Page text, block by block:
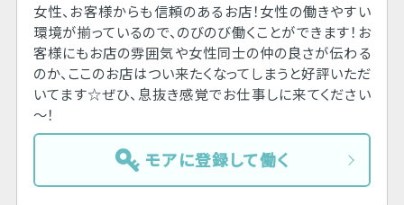
女性、お客様からも信頼のあるお店！女性の働きやすい
環境が揃っているので、のびのび働くことができます！お
客様にもお店の雰囲気や女性同士の仲の良さが伝わる
のか、ここのお店はつい来たくなってしまうと好評いただ
いてます☆ぜひ、息抜き感覚でお仕事しに来てください
～！
モアに登録して働く